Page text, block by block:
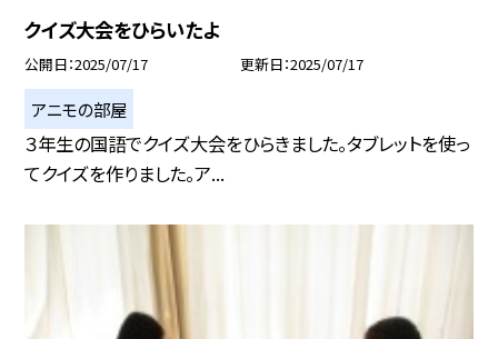
クイズ大会をひらいたよ
公開日 2025/07/17 更新日 2025/07/17
アニモの部屋
３年生の国語でクイズ大会をひらきました。タブレットを使っ
てクイズを作りました。ア...